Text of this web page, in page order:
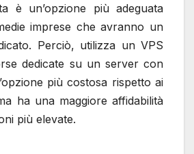
è un’opzione più adeguata
imprese che avranno un
Perciò, utilizza un VPS
dedicate su un server con
più costosa rispetto ai
ha una maggiore affidabilità
più elevate.